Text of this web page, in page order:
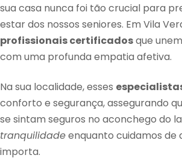
sua casa nunca foi tão crucial para
estar dos nossos seniores. Em Vila
profissionais certificadosque
com uma profunda empatia afetiva.
Na sua localidade, esses
conforto e segurança, assegurando
se sintam seguros no aconchego do
tranquilidadeenquanto cuidamos de
importa.